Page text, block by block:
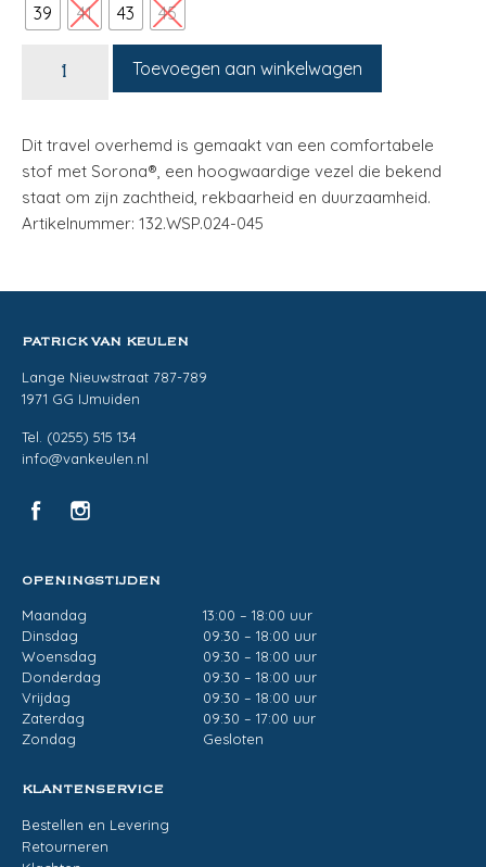
39 41 43 45
Toevoegen aan winkelwagen
Dit travel overhemd is gemaakt van een comfortabele
stof met Sorona®, een hoogwaardige vezel die bekend
staat om zijn zachtheid, rekbaarheid en duurzaamheid.
Artikelnummer: 132.WSP.024-045
PATRICK VAN KEULEN
Lange Nieuwstraat 787-789
1971 GG IJmuiden
Tel. (0255) 515 134
info@vankeulen.nl
OPENINGSTIJDEN
Maandag
13:00 – 18:00 uur
Dinsdag
09:30 – 18:00 uur
Woensdag
09:30 – 18:00 uur
Donderdag
09:30 – 18:00 uur
Vrijdag
09:30 – 18:00 uur
Zaterdag
09:30 – 17:00 uur
Zondag
Gesloten
KLANTENSERVICE
Bestellen en Levering
Retourneren